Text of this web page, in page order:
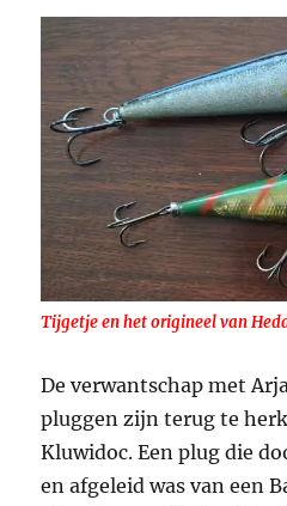
Tijgetje en het origineel van
De verwantschap met
pluggen zijn terug te
Kluwidoc. Een plug die
en afgeleid was van een